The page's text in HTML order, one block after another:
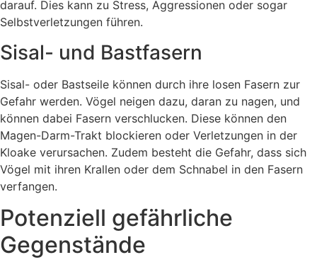
darauf. Dies kann zu Stress, Aggressionen oder sogar
Selbstverletzungen führen.
Sisal- und Bastfasern
Sisal- oder Bastseile können durch ihre losen Fasern zur
Gefahr werden. Vögel neigen dazu, daran zu nagen, und
können dabei Fasern verschlucken. Diese können den
Magen-Darm-Trakt blockieren oder Verletzungen in der
Kloake verursachen. Zudem besteht die Gefahr, dass sich
Vögel mit ihren Krallen oder dem Schnabel in den Fasern
verfangen.
Potenziell gefährliche
Gegenstände